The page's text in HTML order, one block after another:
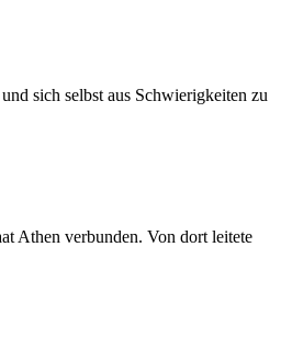
sich selbst aus Schwierigkeiten zu
Athen verbunden. Von dort leitete